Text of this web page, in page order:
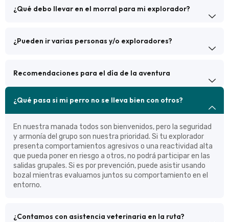
¿Qué debo llevar en el morral para mi explorador?
¿Pueden ir varias personas y/o exploradores?
Recomendaciones para el día de la aventura
¿Qué pasa si mi perro no se lleva bien con otros?
En nuestra manada todos son bienvenidos, pero la seguridad
y armonía del grupo son nuestra prioridad. Si tu explorador
presenta comportamientos agresivos o una reactividad alta
que pueda poner en riesgo a otros, no podrá participar en las
salidas grupales. Si es por prevención, puede asistir usando
bozal mientras evaluamos juntos su comportamiento en el
entorno.
¿Contamos con asistencia veterinaria en la ruta?